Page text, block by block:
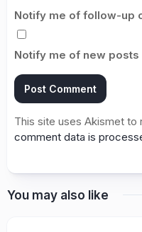
Notify me of follow-up
Notify me of new posts
This site uses Akismet to
comment data is
You may also like